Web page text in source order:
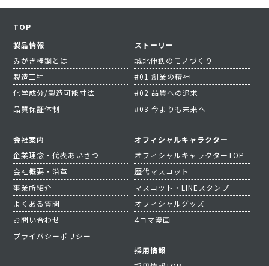
TOP
製品情報
みがき棒鋼とは
製造工程
化学成分/製造可能寸法
品質保証体制
ストーリー
城北伸鉄のモノづくり
#01 創業の精神
#02 品質への追求
#03 今よりも未来へ
会社案内
企業理念・代表あいさつ
会社概要・沿革
事業所紹介
よくある質問
お問い合わせ
プライバシーポリシー
オフィシャルキャラクター
オフィシャルキャラクターTOP
歴代マスコット
マスコット・LINEスタンプ
オフィシャルグッズ
4コマ漫画
採用情報